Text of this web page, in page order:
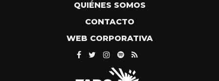
QUIÉNES SOMOS
CONTACTO
WEB CORPORATIVA